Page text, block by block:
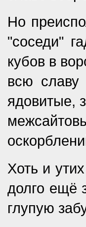
Но
"соседи"
кубов в
всю славу
ядовитые,
Хоть и
долго ещё
глупую